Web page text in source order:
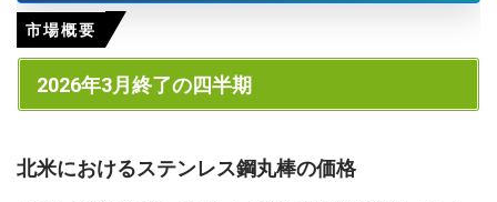
市場概要
2026年3月終了の四半期
北米におけるステンレス鋼丸棒の価格